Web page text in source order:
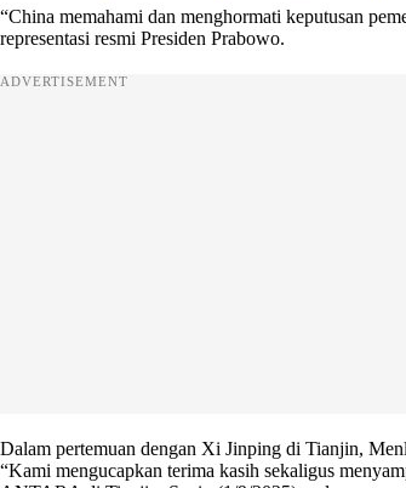
“China memahami dan menghormati keputusan
representasi resmi Presiden Prabowo.
ADVERTISEMENT
Dalam pertemuan dengan Xi Jinping di Tianjin,
“Kami mengucapkan terima kasih sekaligus